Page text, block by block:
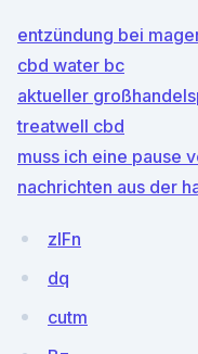
entzündung bei
cbd water bc
aktueller
treatwell cbd
muss ich eine pause
nachrichten aus der
zlFn
dq
cutm